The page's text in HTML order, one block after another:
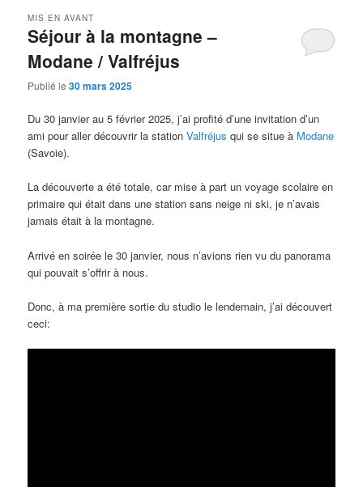
Séjour à la montagne –
Modane / Valfréjus
MIS EN AVANT
Publié le30 mars 2025
Du 30 janvier au 5 février 2025, j’ai profité d’une invitation d’un
ami pour aller découvrir la stationValfréjusqui se situe à Modane
(Savoie).
La découverte a été totale, car mise à part un voyage scolaire en
primaire qui était dans une station sans neige ni ski, je n’avais
jamais était à la montagne.
Arrivé en soirée le 30 janvier, nous n’avions rien vu du panorama
qui pouvait s’offrir à nous.
Donc, à ma première sortie du studio le lendemain, j’ai découvert
ceci: